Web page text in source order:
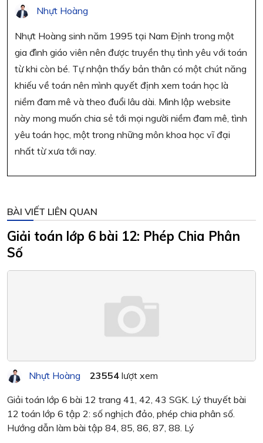
Nhựt Hoàng
Nhựt Hoàng sinh năm 1995 tại Nam Định trong một
gia đình giáo viên nên được truyền thụ tình yêu với toán
từ khi còn bé. Tự nhận thấy bản thân có một chút năng
khiếu về toán nên mình quyết định xem toán học là
niềm đam mê và theo đuổi lâu dài. Mình lập website
này mong muốn chia sẻ tới mọi người niềm đam mê, tình
yêu toán học, một trong những môn khoa học vĩ đại
nhất từ xưa tới nay.
BÀI VIẾT LIÊN QUAN
Giải toán lớp 6 bài 12: Phép Chia Phân
Số
Nhựt Hoàng 23554 lượt xem
Giải toán lớp 6 bài 12 trang 41, 42, 43 SGK. Lý thuyết bài
12 toán lớp 6 tập 2: số nghịch đảo, phép chia phân số.
Hướng dẫn làm bài tập 84, 85, 86, 87, 88. Lý